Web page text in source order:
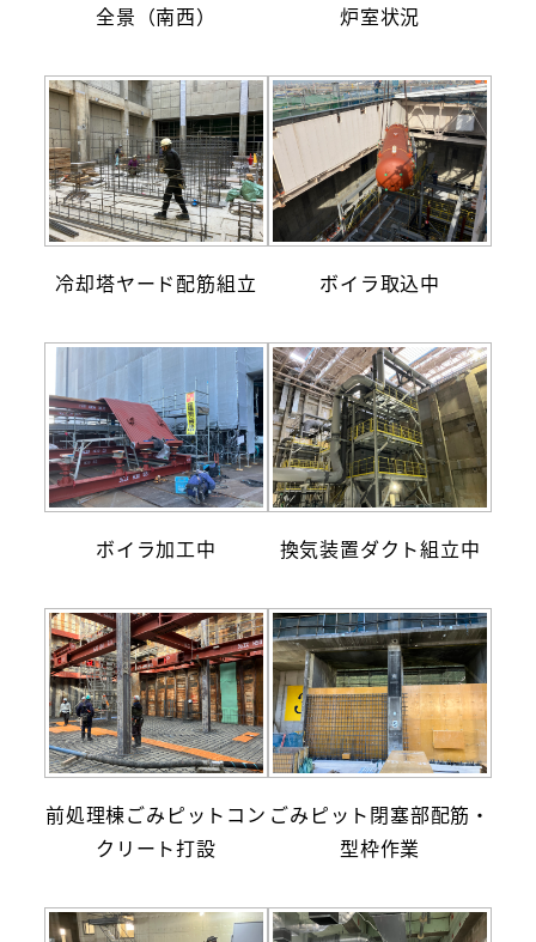
全景（南西） 炉室状況
冷却塔ヤード配筋組立 ボイラ取込中
ボイラ加工中 換気装置ダクト組立中
前処理棟ごみピットコン
クリート打設
ごみピット閉塞部配筋・
型枠作業